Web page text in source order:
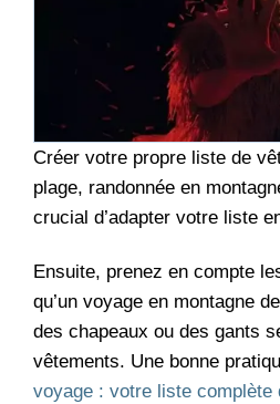
Créer votre propre liste de
plage, randonnée en
crucial d’adapter votre liste
Ensuite, prenez en compte
qu’un voyage en montagne
des chapeaux ou des gants
vêtements. Une bonne
voyage : votre liste complète